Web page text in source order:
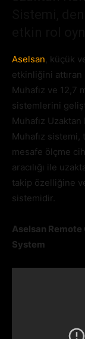
Aselsan , küçük
etkinliğini attıran
Muhafız ve 12,7
sistemlerini
Muhafız
Muhafız
mesafe ölçme
aracılığı ile
takip özelliğine
sistemidir.
Aselsan
System